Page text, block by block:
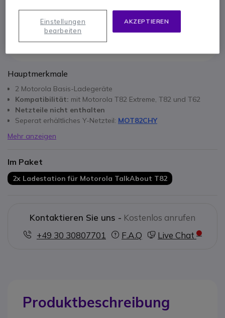
Hauptmerkmale
2 Motorola Basis-Ladegeräte
Kompatibilität: mit Motorola T82 Extreme, T82 und T62
Netzteile nicht enthalten
Seperat erhältliches Y-Netzteil: MOT82CHY
Mehr anzeigen
Im Paket
2x Ladestation für Motorola TalkAbout T82
Kontaktieren Sie uns - Kostenlos anrufen
+49 30 30807701
F.A.Q Live Chat
Produktbeschreibung
AKZEPTIEREN
Einstellungen
bearbeiten